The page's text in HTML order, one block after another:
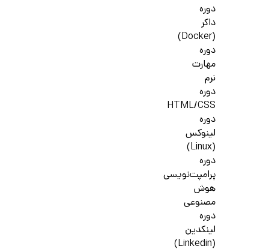
دوره
داکر
(Docker)
دوره
مهارت
نرم
دوره
HTML/CSS
دوره
لینوکس
(Linux)
دوره
پرامپت‌نویسی
هوش
مصنوعی
دوره
لینکدین
(Linkedin)